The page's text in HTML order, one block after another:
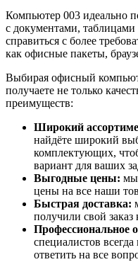
Компьютер 003 идеально
с документами,
справиться с более
как офисные пакеты,
Выбирая офисный
получаете не только
преимуществ:
Широкий
найдёте широкий
комплектующих,
вариант для ваших
Выгодные цены: мы
цены на все наши
Быстрая доставка:
получили свой заказ
Профессиональное
специалистов
ответить на все